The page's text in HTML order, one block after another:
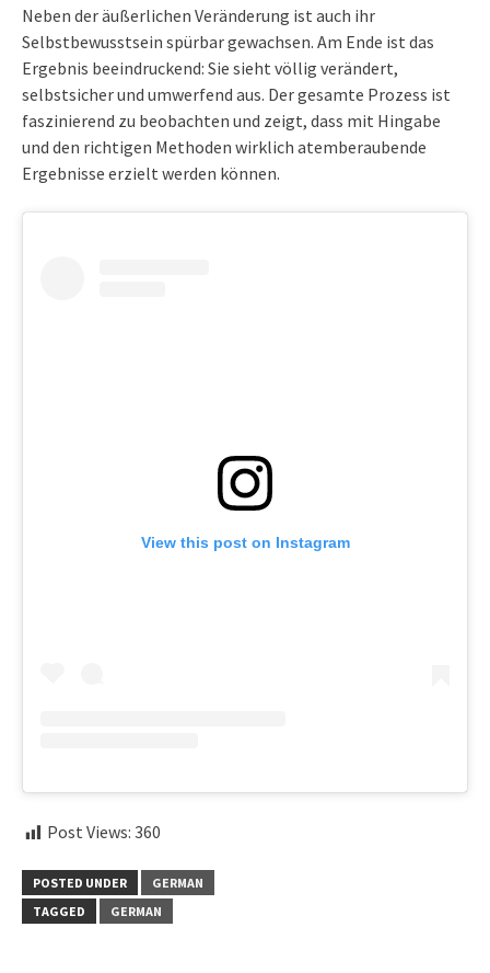
Neben der äußerlichen Veränderung ist auch ihr
Selbstbewusstsein spürbar gewachsen. Am Ende ist das
Ergebnis beeindruckend: Sie sieht völlig verändert,
selbstsicher und umwerfend aus. Der gesamte Prozess ist
faszinierend zu beobachten und zeigt, dass mit Hingabe
und den richtigen Methoden wirklich atemberaubende
Ergebnisse erzielt werden können.
View this post on Instagram
Post Views: 360
POSTED UNDER
GERMAN
TAGGED
GERMAN